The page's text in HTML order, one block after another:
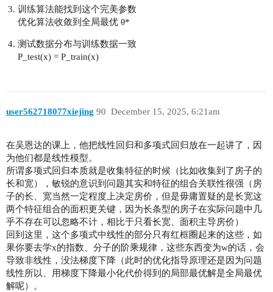
训练算法能找到这个完美参数
优化算法收敛到全局最优 θ*
测试数据分布与训练数据一致
P_test(x) = P_train(x)
user562718077xiejing December 15, 2025, 6:21am
90
在吴恩达的课上，他把线性回归和多项式回归放在一起讲了，因
为他们都是线性模型。
所谓多项式回归本质就是收集特征的时候（比如收集到了房子的
长和宽），敏锐的意识到问题其实和特征的组合关联性很强（房
子的长、宽当然一定程度上决定房价，但是毋庸置疑的是长宽这
两个特征组合的面积更关键，因为长条型的房子在实际问题中几
乎不存在可以忽略不计，相比于只看长宽、面积主导房价）
回到这里，这个多项式中线性的部分只有红框圈起来的这些，如
果你要去学x的指数、分子的阶乘规律，这些东西变为w的话，会
导致非线性，没法梯度下降（此时的优化指导原理还是因为问题
线性所以、用梯度下降最小化代价得到的局部最优解是全局最优
解呢）。